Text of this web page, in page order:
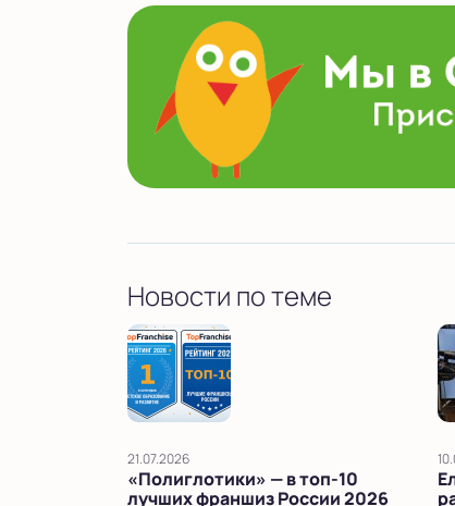
Новости по теме
21.07.2026
«Полиглотики» — в топ‑10
лучших франшиз России 2026